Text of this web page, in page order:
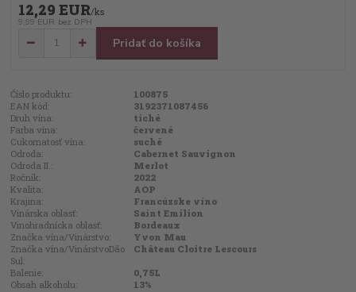
12,29 EUR/ks
9,99 EUR bez DPH
Pridať do košíka
Číslo produktu:
100875
EAN kód:
3192371087456
Druh vína:
tiché
Farba vína:
červené
Cukornatosť vína:
suché
Odroda:
Cabernet Sauvignon
Odroda II.:
Merlot
Ročník:
2022
Kvalita:
AOP
Krajina:
Francúzske víno
Vinárska oblasť:
Saint Emilion
Vinohradnícka oblasť:
Bordeaux
Značka vína/Vinárstvo:
Yvon Mau
Značka vína/VinárstvoDão
Sul:
Château Cloitre Lescours
Balenie:
0,75L
Obsah alkoholu:
13%